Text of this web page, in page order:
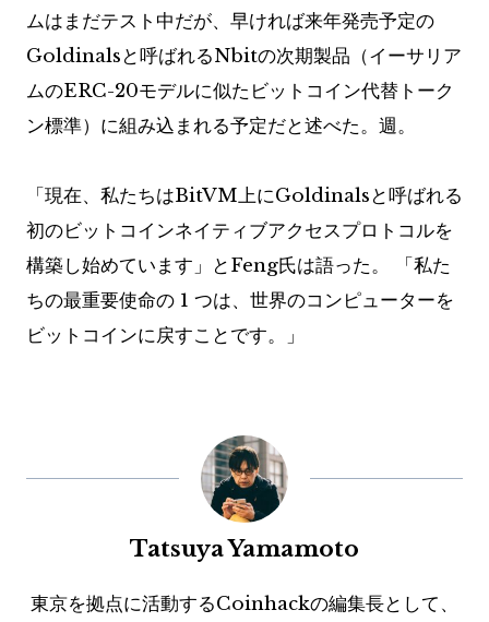
ムはまだテスト中だが、早ければ来年発売予定の
Goldinalsと呼ばれるNbitの次期製品（イーサリア
ムのERC-20モデルに似たビットコイン代替トーク
ン標準）に組み込まれる予定だと述べた。週。
「現在、私たちはBitVM上にGoldinalsと呼ばれる
初のビットコインネイティブアクセスプロトコルを
構築し始めています」とFeng氏は語った。 「私た
ちの最重要使命の 1 つは、世界のコンピューターを
ビットコインに戻すことです。」
Tatsuya Yamamoto
東京を拠点に活動するCoinhackの編集長として、